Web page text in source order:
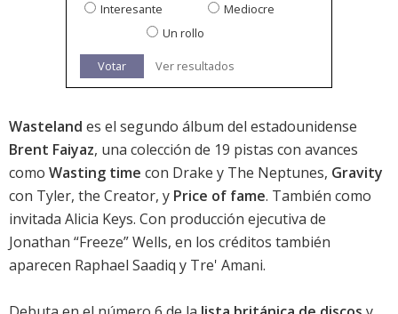
Interesante
Mediocre
Un rollo
Votar Ver resultados
Wasteland es el segundo álbum del estadounidense
Brent Faiyaz, una colección de 19 pistas con avances
como Wasting time con Drake y The Neptunes, Gravity
con Tyler, the Creator, y Price of fame. También como
invitada Alicia Keys. Con producción ejecutiva de
Jonathan “Freeze” Wells, en los créditos también
aparecen Raphael Saadiq y Tre' Amani.